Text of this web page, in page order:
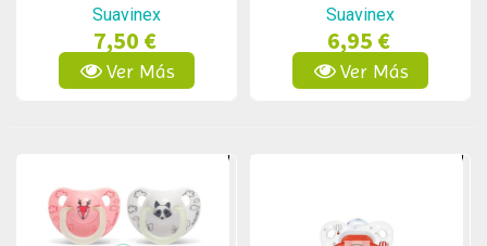
Suavinex
7,50 €
Ver Más
Anatómica Látex +6m 2
Uds
Suavinex
6,95 €
Ver Más